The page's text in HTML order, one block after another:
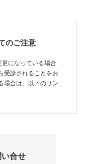
のご注意
になっている場合
受診されることをお
場合は、以下のリン
合せ